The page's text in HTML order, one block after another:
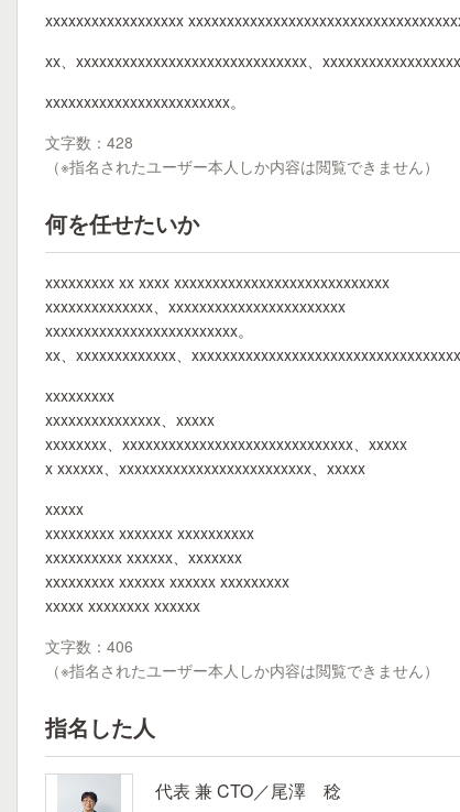
xxxxxxxxxxxxxxxxxx
xx、xxxxxxxxxxxxxxxxxxxxxxxxxxxxxx、
xxxxxxxxxxxxxxxxxxxxxxxx。
文字数：428
（※指名されたユーザー本人しか内容は閲覧できません）
何を任せたいか
xxxxxxxxx xx xxxx xxxxxxxxxxxxxxxxxxxxxxxxxxxx
xxxxxxxxxxxxxx、xxxxxxxxxxxxxxxxxxxxxxx
xxxxxxxxxxxxxxxxxxxxxxxxx。
xx、xxxxxxxxxxxxx、
xxxxxxxxx
xxxxxxxxxxxxxxx、xxxxx
xxxxxxxx、xxxxxxxxxxxxxxxxxxxxxxxxxxxxxx、xxxxx
x xxxxxx、xxxxxxxxxxxxxxxxxxxxxxxxx、xxxxx
xxxxx
xxxxxxxxx xxxxxxx xxxxxxxxxx
xxxxxxxxxx xxxxxx、xxxxxxx
xxxxxxxxx xxxxxx xxxxxx xxxxxxxxx
xxxxx xxxxxxxx xxxxxx
文字数：406
（※指名されたユーザー本人しか内容は閲覧できません）
指名した人
代表 兼 CTO／尾澤 稔